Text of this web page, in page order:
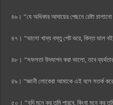
৪৬। “যে অধিকার আদায়ের পেছনে চেষ্টা
৪৭। “ভালো খাদ্য বস্তু পেট ভরে, কিন্ত ভাল বই
৪৮। “সফলতা উদযাপন করা ভালো, তবে
৪৯। “জ্ঞানী লোকেরা আমাকে এই বলে সতর্ক
৫০। “যদি মনে কর তুমি পারবে, কিংবা মনে কর